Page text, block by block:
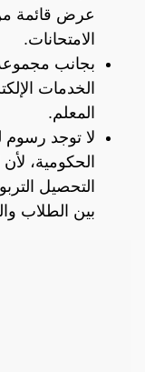
عرض قائمة
الامتحانات.
بجانب
الخدمات
المعلم.
لا توجد رسوم
الحكومية،
التحصيل
بين الطلاب